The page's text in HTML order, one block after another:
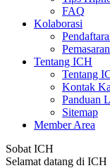
FAQ
Kolaborasi
Tentang ICH
Tentang
Kontak
Panduan
Sitemap
Member Area
Sobat ICH
Selamat datang di